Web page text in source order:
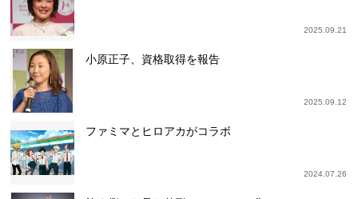
2025.09.21
小原正子、資格取得を報告
2025.09.12
ファミマとヒロアカがコラボ
2024.07.26